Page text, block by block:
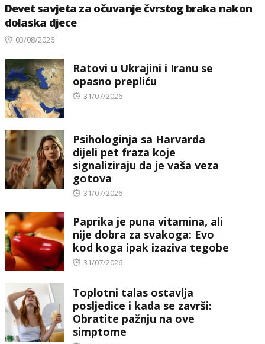
Devet savjeta za očuvanje čvrstog braka nakon
dolaska djece
Posted
03/08/2026
Ratovi u Ukrajini i Iranu se
opasno prepliću
Posted
31/07/2026
Psihologinja sa Harvarda
dijeli pet fraza koje
signaliziraju da je vaša veza
gotova
Posted
31/07/2026
Paprika je puna vitamina, ali
nije dobra za svakoga: Evo
kod koga ipak izaziva tegobe
Posted
31/07/2026
Toplotni talas ostavlja
posljedice i kada se završi:
Obratite pažnju na ove
simptome